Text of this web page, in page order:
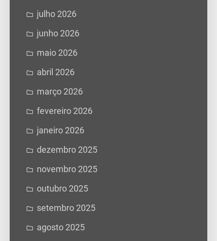
r
julho 2026
junho 2026
maio 2026
abril 2026
março 2026
fevereiro 2026
janeiro 2026
dezembro 2025
novembro 2025
outubro 2025
setembro 2025
agosto 2025